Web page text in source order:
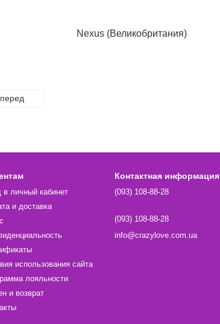
Nexus (Великобритания)
в личный кабинет
и доставка
использования сайта
лояльности
и возврат
Контактная информация
(093) 108-88-28
(093) 108-88-28
info@crazylove.com.ua